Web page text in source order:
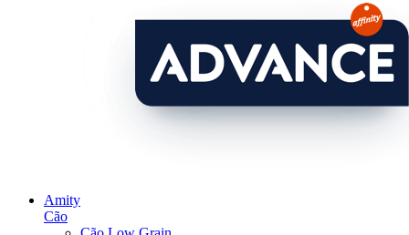
Amity
Cão